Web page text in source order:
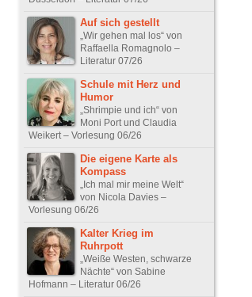
Auf sich gestellt
„Wir gehen mal los“ von
Raffaella Romagnolo –
Literatur 07/26
Schule mit Herz und
Humor
„Shrimpie und ich“ von
Moni Port und Claudia
Weikert – Vorlesung 06/26
Die eigene Karte als
Kompass
„Ich mal mir meine Welt“
von Nicola Davies –
Vorlesung 06/26
Kalter Krieg im
Ruhrpott
„Weiße Westen, schwarze
Nächte“ von Sabine
Hofmann – Literatur 06/26